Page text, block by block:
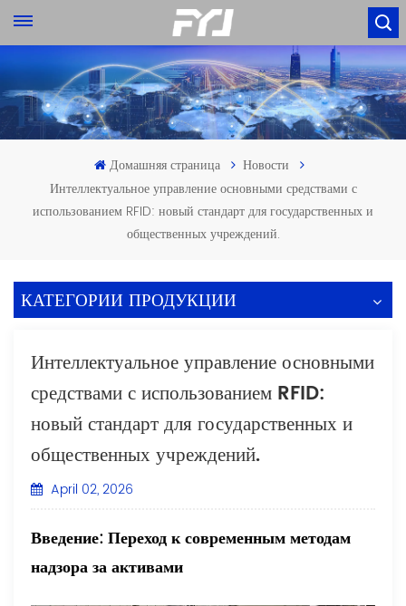
Домашняя страница
Новости
Интеллектуальное управление основными средствами с
использованием RFID: новый стандарт для государственных и
общественных учреждений.
КАТЕГОРИИ ПРОДУКЦИИ
Интеллектуальное управление основными
средствами с использованием RFID:
новый стандарт для государственных и
общественных учреждений.
April 02, 2026
Введение: Переход к современным методам
надзора за активами